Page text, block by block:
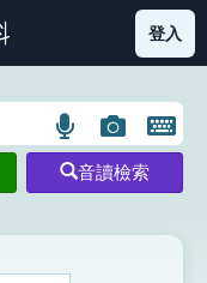
部首索引表圖示
登入
語
言
搜
示
圖
片
搜
開
鍵
圖
音讀檢索